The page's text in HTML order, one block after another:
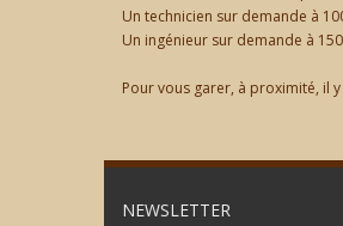
Un technicien sur demande à
Un ingénieur sur demande à
Pour vous garer, à proximité, il
NEWSLETTER